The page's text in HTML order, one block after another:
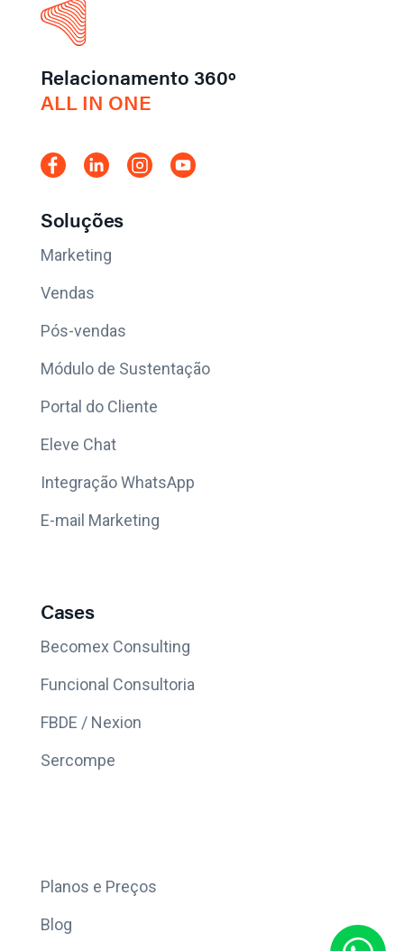
Relacionamento 360º
ALL IN ONE
Soluções
Marketing
Vendas
Pós-vendas
Módulo de Sustentação
Portal do Cliente
Eleve Chat
Integração WhatsApp
E-mail Marketing
Cases
Becomex Consulting
Funcional Consultoria
FBDE / Nexion
Sercompe
Planos e Preços
Blog